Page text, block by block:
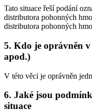
Tato situace řeší podání
distributora pohonných
distributora pohonných
5. Kdo je oprávněn
apod.)
V této věci je oprávněn
6. Jaké jsou
situace